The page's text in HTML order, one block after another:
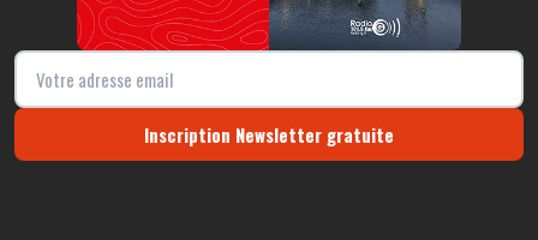
Inscription Newsletter gratuite